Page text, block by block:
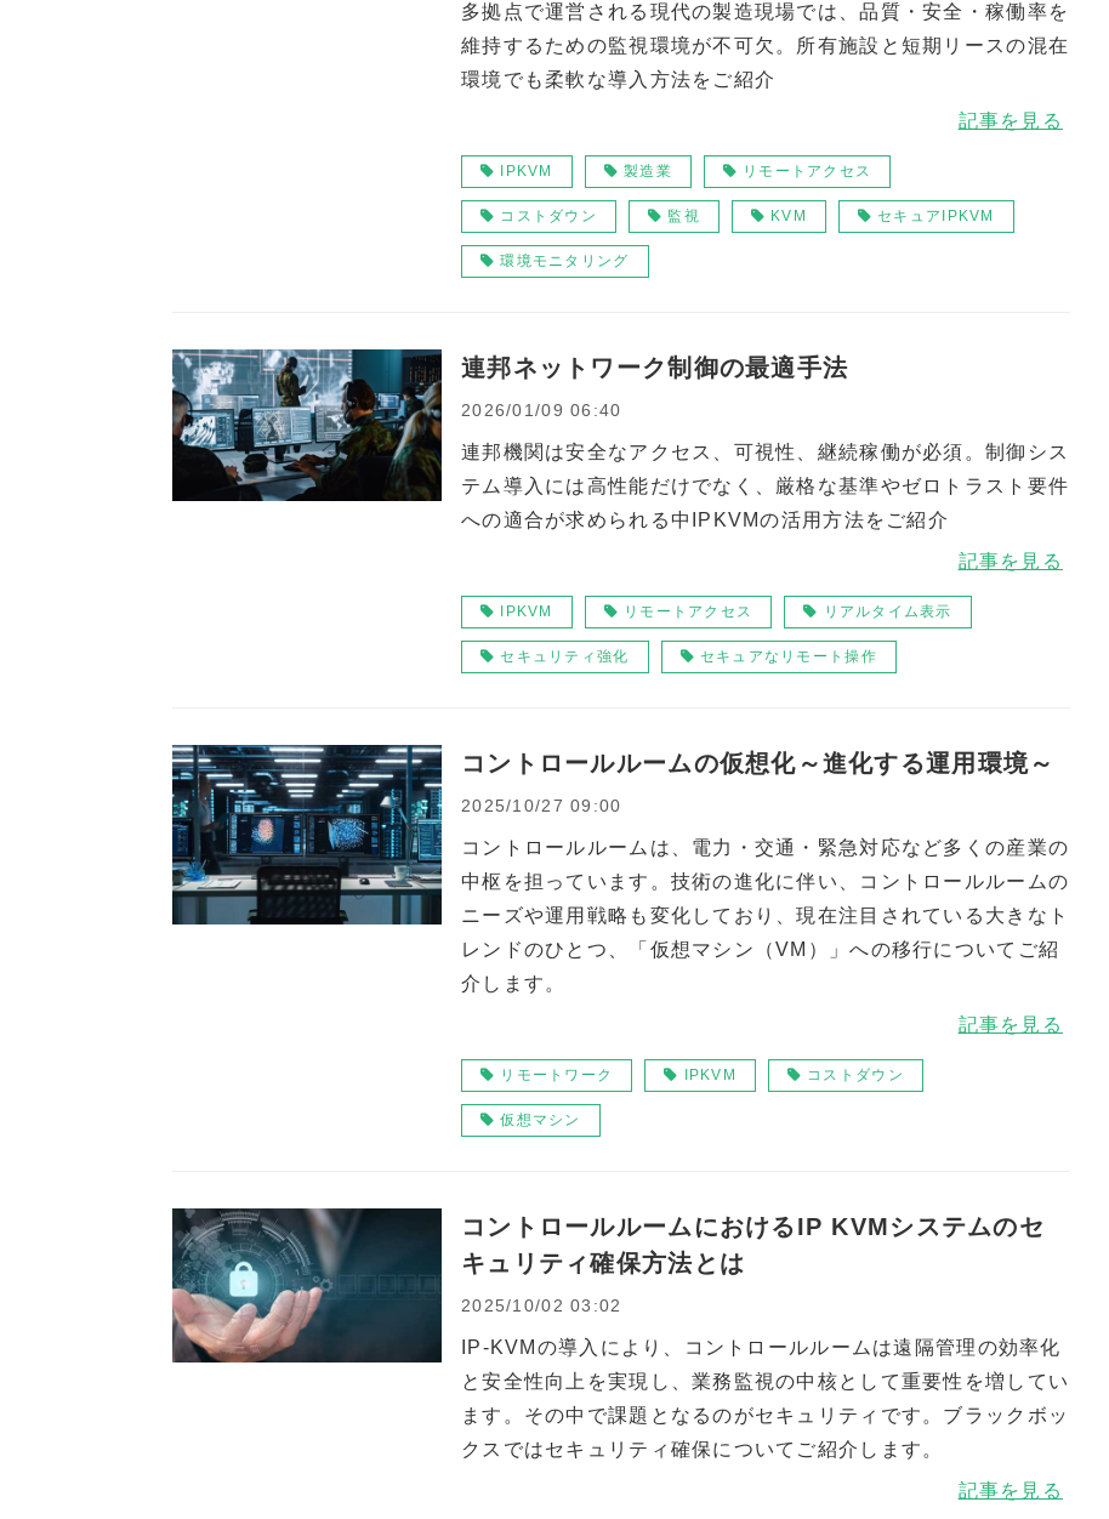
多拠点で運営される現代の製造現場では、品質・安全・稼働率を
維持するための監視環境が不可欠。所有施設と短期リースの混在
環境でも柔軟な導入方法をご紹介
記事を見る
IPKVM 製造業 リモートアクセス
コストダウン 監視 KVM セキュアIPKVM
環境モニタリング
連邦ネットワーク制御の最適手法
2026/01/09 06:40
連邦機関は安全なアクセス、可視性、継続稼働が必須。制御シス
テム導入には高性能だけでなく、厳格な基準やゼロトラスト要件
への適合が求められる中IPKVMの活用方法をご紹介
記事を見る
IPKVM リモートアクセス リアルタイム表示
セキュリティ強化 セキュアなリモート操作
コントロールルームの仮想化～進化する運用環境～
2025/10/27 09:00
コントロールルームは、電力・交通・緊急対応など多くの産業の
中枢を担っています。技術の進化に伴い、コントロールルームの
ニーズや運用戦略も変化しており、現在注目されている大きなト
レンドのひとつ、「仮想マシン（VM）」への移行についてご紹
介します。
記事を見る
リモートワーク IPKVM コストダウン
仮想マシン
コントロールルームにおけるIP KVMシステムのセ
キュリティ確保方法とは
2025/10/02 03:02
IP-KVMの導入により、コントロールルームは遠隔管理の効率化
と安全性向上を実現し、業務監視の中核として重要性を増してい
ます。その中で課題となるのがセキュリティです。ブラックボッ
クスではセキュリティ確保についてご紹介します。
記事を見る